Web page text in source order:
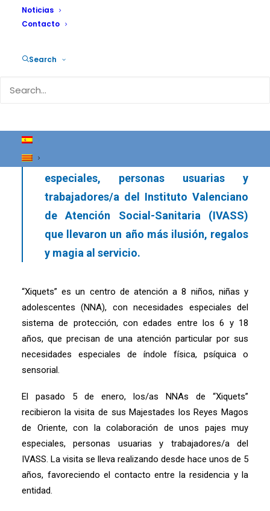
Noticias
Contacto
Search
La Residencia de Acogida de Niños,
Valencia, de titularidad de la Generalitat
especiales, personas usuarias y
trabajadores/a del Instituto Valenciano
de Atención Social-Sanitaria (IVASS)
que llevaron un año más ilusión, regalos
y magia al servicio.
“Xiquets” es un centro de atención a 8 niños, niñas y
adolescentes (NNA), con necesidades especiales del
sistema de protección, con edades entre los 6 y 18
años, que precisan de una atención particular por sus
necesidades especiales de índole física, psíquica o
sensorial.
El pasado 5 de enero, los/as NNAs de “Xiquets”
recibieron la visita de sus Majestades los Reyes Magos
de Oriente, con la colaboración de unos pajes muy
especiales, personas usuarias y trabajadores/a del
IVASS. La visita se lleva realizando desde hace unos de 5
años, favoreciendo el contacto entre la residencia y la
entidad.